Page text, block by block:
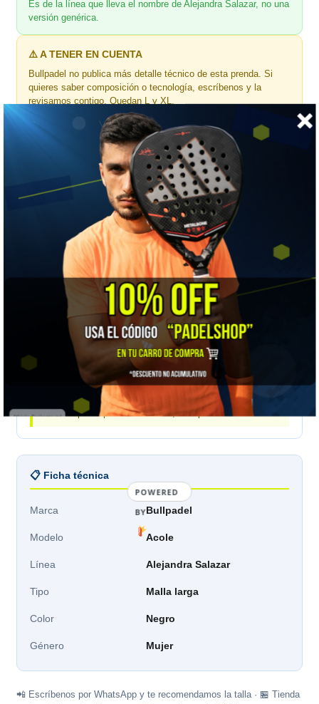
Es de la línea que lleva el nombre de Alejandra Salazar, no una
versión genérica.
⚠️ A TENER EN CUENTA
Bullpadel no publica más detalle técnico de esta prenda. Si
quieres saber composición o tecnología, escríbenos y la
revisamos contigo. Quedan L y XL.
🎯 ¿Para quién es?
Para la que sigue a Alejandra Salazar y busca malla larga en
📏 GUÍA DE TALLAS
Bullpadel mujer · medidas de tu cuerpo en centímetros
MEDIDA S M L XL
Cintura 63–67 67–71 71–75
92–96 96–100 100–104
Mídete a ti, no la prenda:Bullpadel publica medidas
corporales. Para la malla manda la cadera: pasa la
huincha por la parte más ancha, sin apretar.
📋 Ficha técnica
Marca Bullpadel
Modelo Acole
Línea Alejandra Salazar
Tipo Malla larga
Color Negro
Género Mujer
📲 Escríbenos por WhatsApp y te recomendamos la talla · 🏪 Tienda
POWERED
BY